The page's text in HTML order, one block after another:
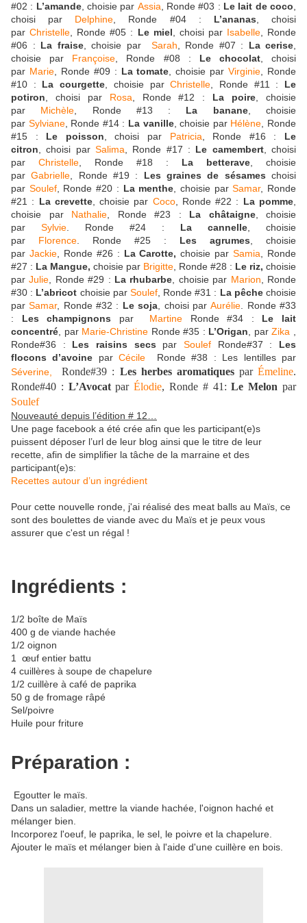
#02 : L’amande, choisie par Assia , Ronde #03 : Le lait de coco
choisi par Delphine , Ronde #04 : L’ananas , choisi
parChristelle , Ronde #05 : Le miel , choisi par Isabelle, Ronde
#06 : La fraise, choisie par Sarah , Ronde #07 : La cerise
choisie par Françoise , Ronde #08 : Le chocolat, choisi
par Marie, Ronde #09 : La tomate , choisie parVirginie , Ronde
#10 : La courgette , choisie parChristelle , Ronde #11 : Le
potiron , choisi par Rosa , Ronde #12 : La poire , choisie
par Michèle , Ronde #13 : La banane, choisie
par Sylviane, Ronde #14 : La vanille, choisie par Hélène , Ronde
#15 : Le poisson , choisi par Patricia , Ronde #16 : Le
citron , choisi par Salima , Ronde #17 : Le camembert, choisi
par Christelle , Ronde #18 : La betterave , choisie
parGabrielle , Ronde #19 : Les graines de sésameschoisi
par Soulef, Ronde #20 : La menthe , choisie parSamar, Ronde
#21 : La crevette, choisie par Coco, Ronde #22 : La pomme
choisie par Nathalie , Ronde #23 : La châtaigne, choisie
par Sylvie . Ronde #24 : La cannelle , choisie
par Florence . Ronde #25 : Les agrumes , choisie
par Jackie, Ronde #26 : La Carotte, choisie parSamia , Ronde
#27 : La Mangue, choisie par Brigitte , Ronde #28 : Le riz, choisie
parJulie , Ronde #29 : La rhubarbe , choisie par Marion , Ronde
#30 : L’abricot choisie par Soulef, Ronde #31 : La pêchechoisie
parSamar, Ronde #32 : Le soja , choisi parAurélie . Ronde #33
: Les champignons par Martine Ronde #34 : Le lait
concentré , par Marie-Christine Ronde #35 : L’Origan , parZika
Ronde#36 : Les raisins secs parSoulef Ronde#37 : Les
flocons d’avoine parCécile Ronde #38 : Les lentilles par
Séverine,
Ronde#39 : Les herbes aromatiques par Émeline.
Ronde#40 : L’AvocatparÉlodie, Ronde # 41:Le Melonpar
Soulef
Nouveauté depuis l’édition # 12…
Une page facebook a été crée afin que les participant(e)s
puissent déposer l’url de leur blog ainsi que le titre de leur
recette, afin de simplifier la tâche de la marraine et des
participant(e)s:
Recettes autour d’un ingrédient
Pour cette nouvelle ronde, j'ai réalisé des meat balls au Maïs, ce
sont des boulettes de viande avec du Maïs et je peux vous
assurer que c'est un régal !
Ingrédients :
1/2 boîte de Maïs
400 g de viande hachée
1/2 oignon
1 œuf entier battu
4 cuillères à soupe de chapelure
1/2 cuillère à café de paprika
50 g de fromage râpé
Sel/poivre
Huile pour friture
Préparation :
Egoutter le maïs.
Dans un saladier, mettre la viande hachée, l'oignon haché et
mélanger bien.
Incorporez l'oeuf, le paprika, le sel, le poivre et la chapelure.
Ajouter le maïs et mélanger bien à l'aide d'une cuillère en bois.